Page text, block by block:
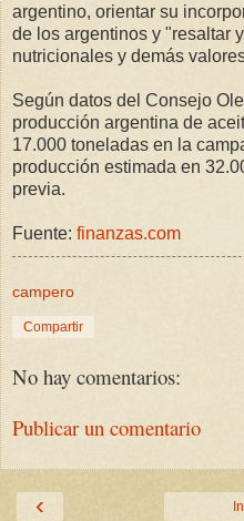
argentino, orientar su
de los argentinos y "resaltar
nutricionales y demás
Según datos del Consejo
producción argentina de
17.000 toneladas en la
producción estimada en
previa.
Fuente: finanzas.com
campero
Compartir
No hay comentarios:
Publicar un comentario
‹